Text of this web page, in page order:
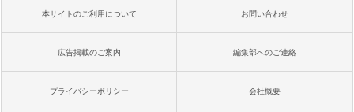
本サイトのご利用について お問い合わせ
広告掲載のご案内 編集部へのご連絡
プライバシーポリシー 会社概要